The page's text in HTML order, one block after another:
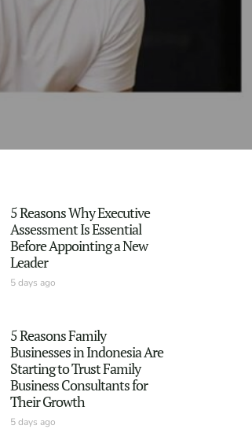
5 Reasons Why Executive
Assessment Is Essential
Before Appointing a New
Leader
5 days ago
5 Reasons Family
Businesses in Indonesia Are
Starting to Trust Family
Business Consultants for
Their Growth
5 days ago